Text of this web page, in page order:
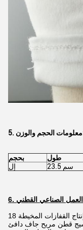
بحجم طول
إل
23.5 سم
العمل الصناعي القطني
القفازات المخيطة
قطن مريح جاف دافئ